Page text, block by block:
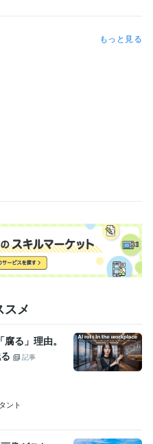
もっと見る
スメ
る」理由。
記事
ント